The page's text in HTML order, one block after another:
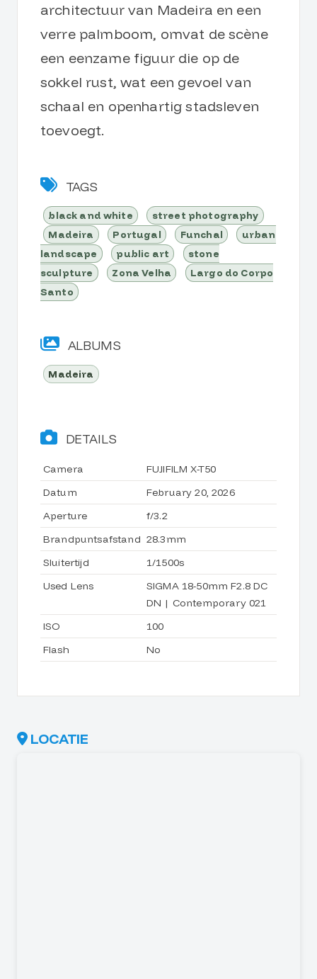
architectuur van Madeira en een
verre palmboom, omvat de scène
een eenzame figuur die op de
sokkel rust, wat een gevoel van
schaal en openhartig stadsleven
toevoegt.
TAGS
black and white
street photography
Madeira
Portugal Funchal
urban
landscape
public art
stone
sculpture
Zona Velha
Largo do Corpo
Santo
ALBUMS
Madeira
DETAILS
Camera
FUJIFILM X-T50
Datum
February 20, 2026
Aperture
f/3.2
Brandpuntsafstand 28.3mm
Sluitertijd
1/1500s
Used Lens
SIGMA 18-50mm F2.8 DC
DN | Contemporary 021
ISO
100
Flash
No
LOCATIE